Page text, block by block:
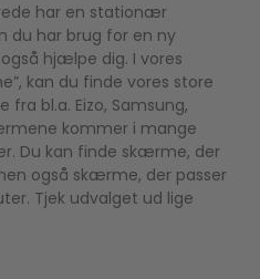
har en stationær
du har brug for en ny
hjælpe dig. I vores
kan du finde vores store
bl.a. Eizo, Samsung,
kommer i mange
Du kan finde skærme, der
også skærme, der passer
Tjek udvalget ud lige